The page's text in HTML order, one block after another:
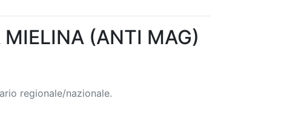
(ANTI MAG)
regionale/nazionale.